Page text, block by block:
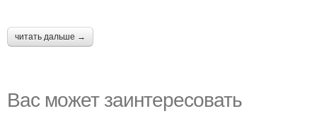
читать дальше →
Вас может заинтересовать